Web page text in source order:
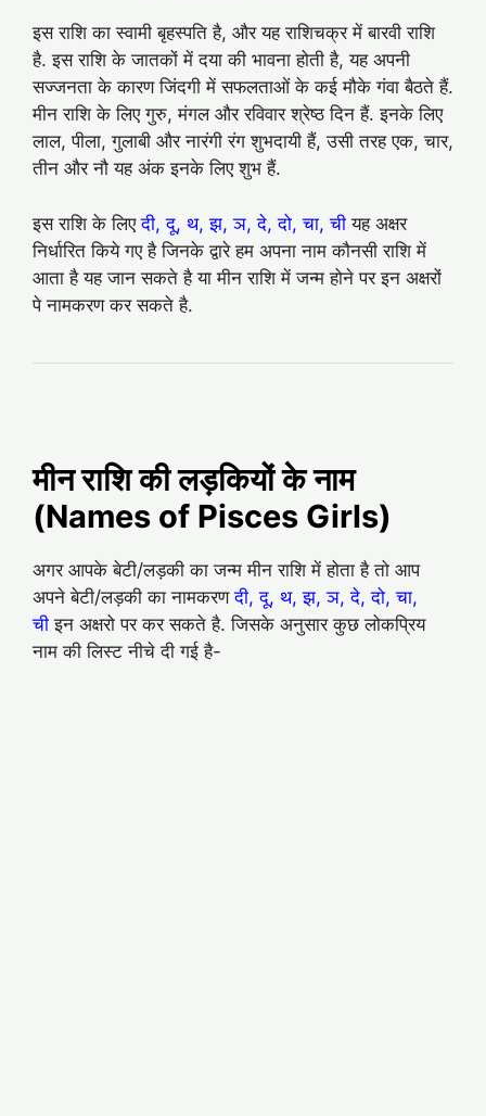
इस राशि का स्वामी बृहस्पति है, और यह राशिचक्र में बारवी राशि
है. इस राशि के जातकों में दया की भावना होती है, यह अपनी
सज्‍जनता के कारण जिंदगी में सफलताओं के कई मौके गंवा बैठते हैं.
मीन राशि के लिए गुरु, मंगल और रविवार श्रेष्‍ठ दिन हैं. इनके लिए
लाल, पीला, गुलाबी और नारंगी रंग शुभदायी हैं, उसी तरह एक, चार,
तीन और नौ यह अंक इनके लिए शुभ हैं.
इस राशि के लिएदी, दू, थ, झ, ञ, दे, दो, चा, ची यह अक्षर
निर्धारित किये गए है जिनके द्वारे हम अपना नाम कौनसी राशि में
आता है यह जान सकते है या मीन राशि में जन्म होने पर इन अक्षरों
पे नामकरण कर सकते है.
मीन राशि की लड़कियों के नाम
(Names of Pisces Girls)
अगर आपके बेटी/लड़की का जन्म मीन राशि में होता है तो आप
अपने बेटी/लड़की का नामकरणदी, दू, थ, झ, ञ, दे, दो, चा,
ची इन अक्षरो पर कर सकते है. जिसके अनुसार कुछ लोकप्रिय
नाम की लिस्ट नीचे दी गई है-